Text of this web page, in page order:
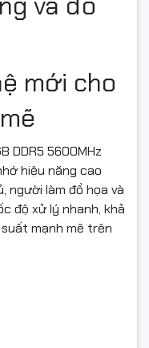
mới cho
DDR5 5600MHz
hiệu năng cao
người làm đồ họa và
độ xử lý nhanh, khả
mạnh mẽ trên